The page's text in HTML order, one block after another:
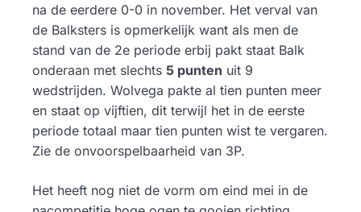
na de eerdere 0-0 in november. Het verval van
de Balksters is opmerkelijk want als men de
stand van de 2e periode erbij pakt staat Balk
onderaan met slechts 5 punten uit 9
wedstrijden. Wolvega pakte al tien punten meer
en staat op vijftien, dit terwijl het in de eerste
periode totaal maar tien punten wist te vergaren.
Zie de onvoorspelbaarheid van 3P.
Het heeft nog niet de vorm om eind mei in de